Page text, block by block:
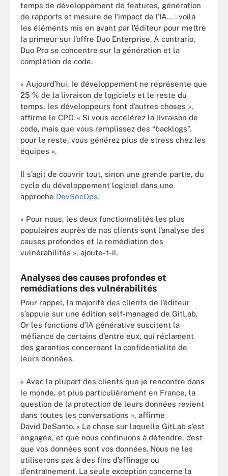
temps de développement de features, génération
de rapports et mesure de l’impact de l’IA… : voilà
les éléments mis en avant par l’éditeur pour mettre
la primeur sur l’offre Duo Enterprise. A contrario,
Duo Pro se concentre sur la génération et la
complétion de code.
« Aujourd’hui, le développement ne représente que
25 % de la livraison de logiciels et le reste du
temps, les développeurs font d’autres choses »,
affirme le CPO. « Si vous accélérez la livraison de
code, mais que vous remplissez des “backlogs”,
pour le reste, vous générez plus de stress chez les
équipes ».
Il s’agit de couvrir tout, sinon une grande partie, du
cycle du développement logiciel dans une
approche DevSecOps.
« Pour nous, les deux fonctionnalités les plus
populaires auprès de nos clients sont l’analyse des
causes profondes et la remédiation des
vulnérabilités », ajoute-t-il.
Analyses des causes profondes et
remédiations des vulnérabilités
Pour rappel, la majorité des clients de l’éditeur
s’appuie sur une édition self-managed de GitLab.
Or les fonctions d’IA générative suscitent la
méfiance de certains d’entre eux, qui réclament
des garanties concernant la confidentialité de
leurs données.
« Avec la plupart des clients que je rencontre dans
le monde, et plus particulièrement en France, la
question de la protection de leurs données revient
dans toutes les conversations », affirme
David DeSanto. « La chose sur laquelle GitLab s’est
engagée, et que nous continuons à défendre, c’est
que vos données sont vos données. Nous ne les
utiliserons pas à des fins d’affinage ou
d’entraînement. La seule exception concerne la